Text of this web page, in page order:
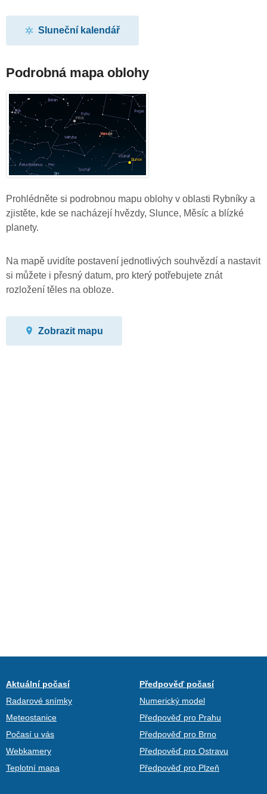
Sluneční kalendář
Podrobná mapa oblohy
Prohlédněte si podrobnou mapu oblohy v oblasti Rybníky a
zjistěte, kde se nacházejí hvězdy, Slunce, Měsíc a blízké
planety.
Na mapě uvidíte postavení jednotlivých souhvězdí a nastavit
si můžete i přesný datum, pro který potřebujete znát
rozložení těles na obloze.
Zobrazit mapu
Aktuální počasí
Radarové snímky
Meteostanice
Počasí u vás
Webkamery
Teplotní mapa
Předpověď počasí
Numerický model
Předpověď pro Prahu
Předpověď pro Brno
Předpověď pro Ostravu
Předpověď pro Plzeň